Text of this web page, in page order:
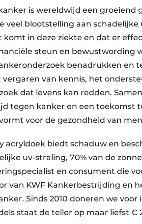
is wereldwijd een groeiend
veel blootstelling aan
komt in deze ziekte en dat er
steun en bewustwording
benadrukken en
vergaren van kennis, het
dat levens kan redden.
tegen kanker en een toekomst
voor de gezondheid van
acryldoek biedt schaduw en
uv-straling, 70% van de
en consument die
van KWF Kankerbestrijding en
Sinds 2010 doneren we
staat de teller op maar liefst €